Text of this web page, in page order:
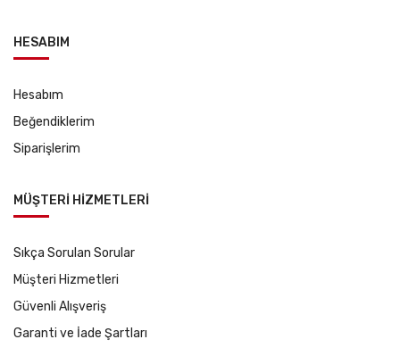
HESABIM
Hesabım
Beğendiklerim
Siparişlerim
MÜŞTERİ HİZMETLERİ
Sıkça Sorulan Sorular
Müşteri Hizmetleri
Güvenli Alışveriş
Garanti ve İade Şartları